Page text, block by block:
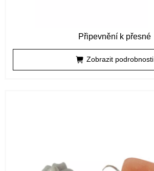
Připevnění k přesné
Zobrazit podrobnosti